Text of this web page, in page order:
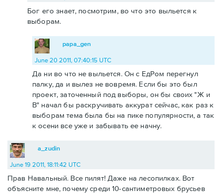
Бог его знает, посмотрим, во что это выльется к
выборам.
papa_gen
June 20 2011, 07:40:15 UTC
Да ни во что не выльется. Он с ЕдРом перегнул
палку, да и вылез не вовремя. Если бы это был
проект, заточенный под выборы, он бы своих "Ж и
В" начал бы раскручивать аккурат сейчас, как раз к
выборам тема была бы на пике популярности, а так
к осени все уже и забывать ее начну.
a_zudin
June 19 2011, 18:11:42 UTC
Прав Навальный. Все пилят! Даже на лесопилках. Вот
объясните мне, почему среди 10-сантиметровых брусьев